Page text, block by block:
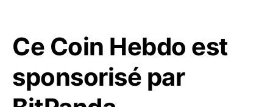
Ce Coin Hebdo est
sponsorisé par